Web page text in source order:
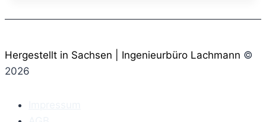
Hergestellt in Sachsen | Ingenieurbüro Lachmann ©
2026